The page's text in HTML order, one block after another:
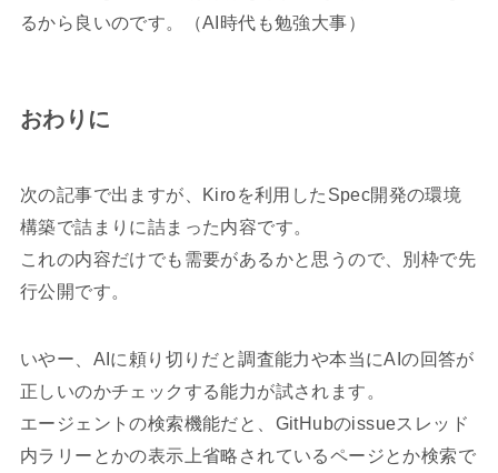
るから良いのです。（AI時代も勉強大事）
おわりに
次の記事で出ますが、Kiroを利用したSpec開発の環境
構築で詰まりに詰まった内容です。
これの内容だけでも需要があるかと思うので、別枠で先
行公開です。
いやー、AIに頼り切りだと調査能力や本当にAIの回答が
正しいのかチェックする能力が試されます。
エージェントの検索機能だと、GitHubのissueスレッド
内ラリーとかの表示上省略されているページとか検索で